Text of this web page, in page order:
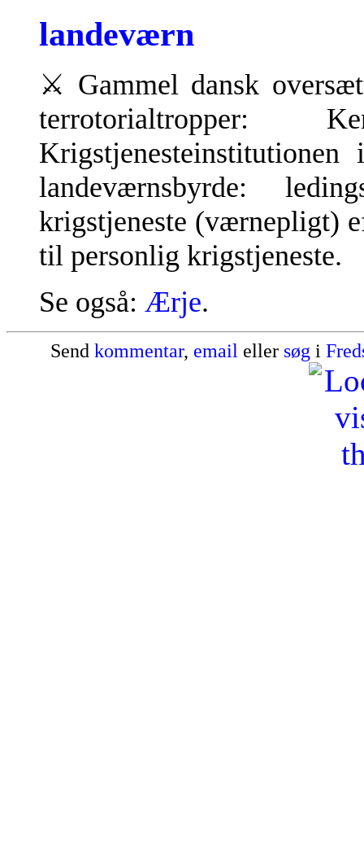
landeværn
⚔ Gammel dansk
landeværnsbyrde:
krigstjeneste (værnepligt)
til personlig krigstjeneste.
Se også: Ærje.
Send kommentar, email eller søg i